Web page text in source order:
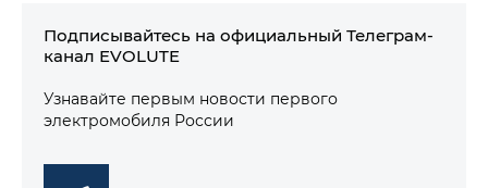
Подписывайтесь на официальный Телеграм-
канал EVOLUTE
Узнавайте первым новости первого
электромобиля России